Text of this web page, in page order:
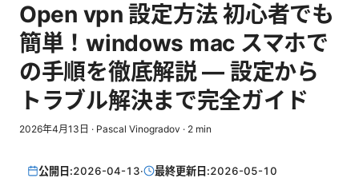
Open vpn 設定方法 初心者でも
簡単！windows mac スマホで
の手順を徹底解説 — 設定から
トラブル解決まで完全ガイド
2026年4月13日 · Pascal Vinogradov · 2 min
公開日:2026-04-13· 最終更新日:2026-05-10